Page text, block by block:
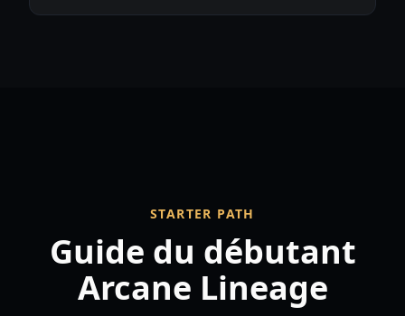
STARTER PATH
Guide du débutant
Arcane Lineage